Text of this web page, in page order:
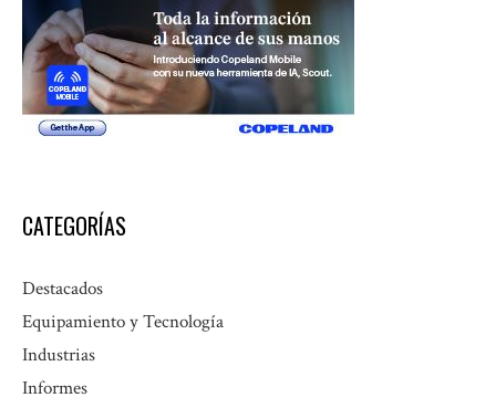
CATEGORÍAS
Destacados
Equipamiento y Tecnología
Industrias
Informes